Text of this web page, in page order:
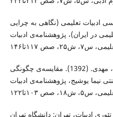
(139۴). ﺗﺒﺎرﺷﻨﺎﺳﯽ ادﺑﯿﺎت ﺗﻌﻠﯿﻤﯽ (ﻧﮕﺎﻫﯽ ﺑﻪ ﭼﺮاﯾﯽ
در اﯾﺮان)، ﭘﮋوﻫﺸﻨﺎﻣﻪ‌ی ادﺑﯿﺎت
عمران‌پور، محمدرضا و دﻫﺮاﻣﯽ، ﻣﻬﺪی. (1392). ﻣﻘﺎﯾﺴﻪ‌ی ﭼﮕﻮﻧﮕﯽ
ﻧﯿﻤﺎ ﯾﻮﺷﯿﺞ، ﭘﮋوﻫﺸﻨﺎﻣﻪ‌ی ادﺑﯿﺎت